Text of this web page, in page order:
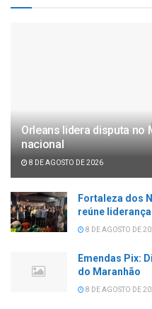
Orleans lidera disputa no
nacional
8 DE AGOSTO DE 2026
Fortaleza dos
reúne
8 DE AGOSTO DE
Emendas Pix:
do Maranhão
8 DE AGOSTO DE